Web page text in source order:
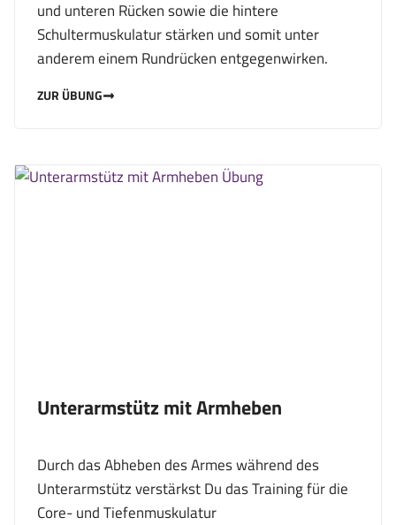
und unteren Rücken sowie die hintere
Schultermuskulatur stärken und somit unter
anderem einem Rundrücken entgegenwirken.
ZUR ÜBUNG
Unterarmstütz mit Armheben
Durch das Abheben des Armes während des
Unterarmstütz verstärkst Du das Training für die
Core- und Tiefenmuskulatur